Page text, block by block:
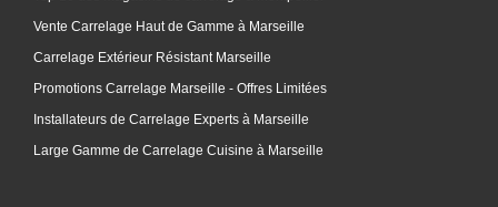
Vente Carrelage Haut de Gamme à Marseille
Carrelage Extérieur Résistant Marseille
Promotions Carrelage Marseille - Offres Limitées
Installateurs de Carrelage Experts à Marseille
Large Gamme de Carrelage Cuisine à Marseille